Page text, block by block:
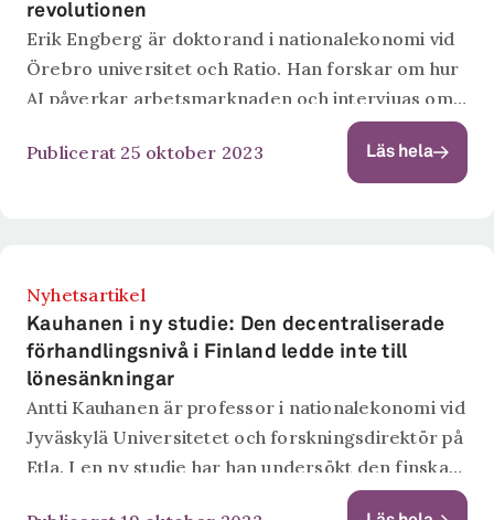
revolutionen
Erik Engberg är doktorand i nationalekonomi vid
Örebro universitet och Ratio. Han forskar om hur
AI påverkar arbetsmarknaden och intervjuas om
sina resultat i dokumentärserien Det digitala
undret. Se filmen nedan.
Publicerat 25 oktober 2023 Läs hela
Nyhetsartikel
Kauhanen i ny studie: Den decentraliserade
förhandlingsnivå i Finland ledde inte till
lönesänkningar
Antti Kauhanen är professor i nationalekonomi vid
Jyväskylä Universitetet och forskningsdirektör på
Etla. I en ny studie har han undersökt den finska
lönebildningen som nyligen genomgått stora